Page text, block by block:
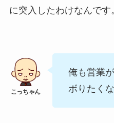
に突入したわけなんです
俺も営業
ボりたく